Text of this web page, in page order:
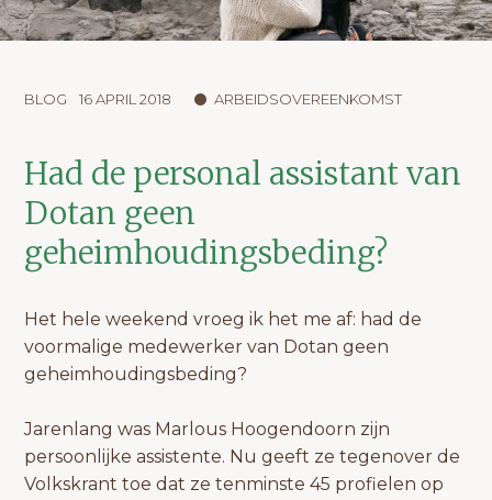
BLOG 16 APRIL 2018 ARBEIDSOVEREENKOMST
Had de personal assistant van
Dotan geen
geheimhoudingsbeding?
Het hele weekend vroeg ik het me af: had de
voormalige medewerker van Dotan geen
geheimhoudingsbeding?
Jarenlang was Marlous Hoogendoorn zijn
persoonlijke assistente. Nu geeft ze tegenover de
Volkskrant toe dat ze tenminste 45 profielen op